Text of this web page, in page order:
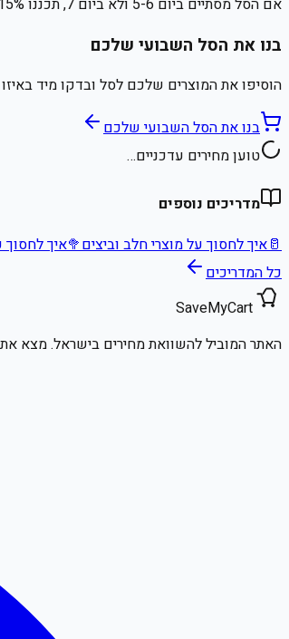
אם הסל מסתיים ביום 5-6 ולא ביום 7, תכננו 10-15% יותר. עדיף שיתרת אוכל מאשר ריצה לסופר מחדש.
בנו את הסל השבועי שלכם
הוסיפו את המוצרים שלכם לסל ובדקו מיד
בנו את הסל השבועי שלכם
טוען מחירים עדכניים…
מדריכים נוספים
🥛איך לחסוך על מוצרי חלב וביצים🥦איך לחסוך
כל המדריכים
SaveMyCart
האתר המוביל להשוואת מחירים בישראל. מצא